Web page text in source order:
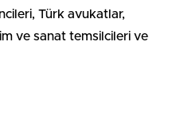
Türk avukatlar,
ve sanat temsilcileri ve